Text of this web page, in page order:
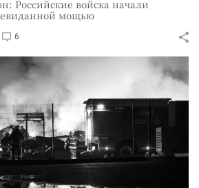
Российские войска начали
мощью
6